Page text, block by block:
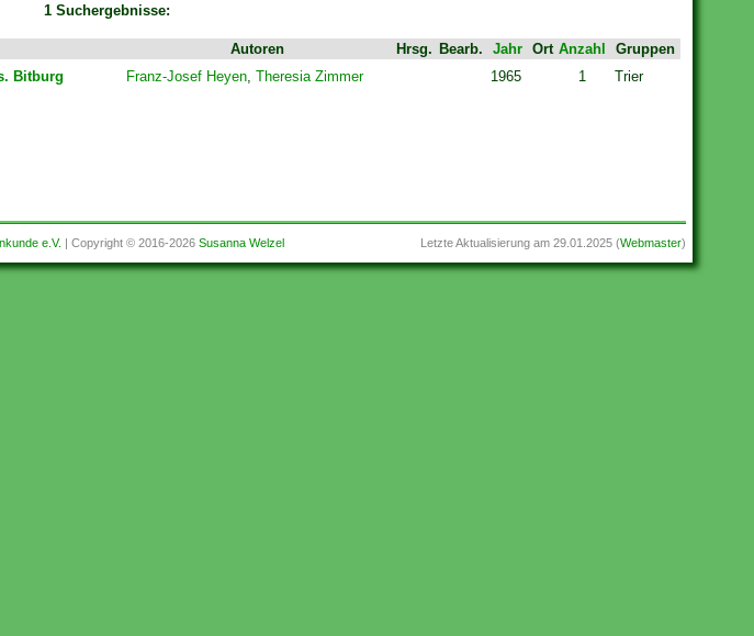
1 Suchergebnisse:
Autoren Hrsg. Bearb. Jahr Ort Anzahl
Gruppen
Bitburg
Franz-Josef Heyen, Theresia Zimmer 1965 1 Trier
Letzte Aktualisierung am29.01.2025(Webmaster)
e.V. | Copyright © 2016-2026Susanna Welzel